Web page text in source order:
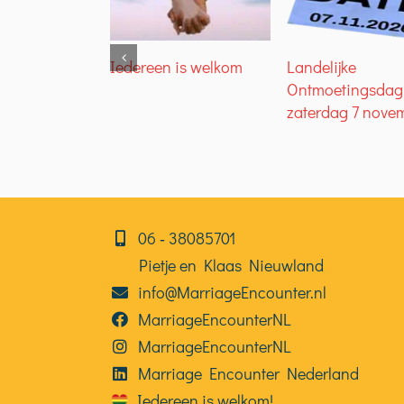
Iedereen is welkom
Landelijke
Ontmoetingsdag
zaterdag 7
06⁠⁠ ‑ 38085701
Pietje en Klaas Nieuwland
info@MarriageEncounter.nl
MarriageEncounterNL
MarriageEncounterNL
Marriage Encounter Nederland